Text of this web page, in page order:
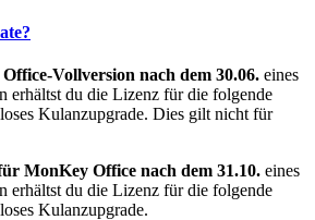
Vollversion nach dem 30.06. eines
erhältst du die Lizenz für die folgende
Kulanzupgrade. Dies gilt nicht für
MonKey Office nach dem 31.10. eines
erhältst du die Lizenz für die folgende
Kulanzupgrade.